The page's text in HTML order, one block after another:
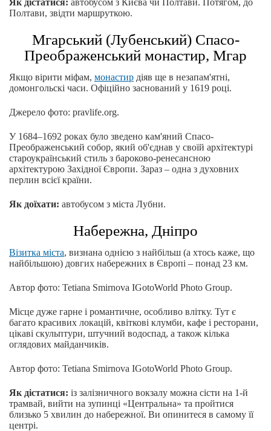
Як дістатися: автобусом з Києва чи Полтави. Потягом, до
Полтави, звідти маршруткою.
Мгарський (Лубенський) Спасо-
Преображенський монастир, Мгар
Якщо вірити міфам, монастир діяв ще в незапам'ятні,
домонгольскі часи. Офіційно заснований у 1619 році.
Джерело фото: pravlife.org.
У 1684–1692 роках було зведено кам'яний Спасо-
Преображенський собор, який об'єднав у своїй архітектурі
староукраїнський стиль з бароково-ренесансною
архітектурою Західної Європи. Зараз – одна з духовних
перлин всієї країни.
Як доїхати: автобусом з міста Лубни.
Набережна, Дніпро
Візитка міста, визнана однією з найбільш (а хтось каже, що
найбільшою) довгих набережних в Європі – понад 23 км.
Автор фото: Tetiana Smirnova IGotoWorld Photo Group.
Місце дуже гарне і романтичне, особливо влітку. Тут є
багато красивих локацій, квіткові клумби, кафе і ресторани,
цікаві скульптури, штучний водоспад, а також кілька
оглядових майданчиків.
Автор фото: Tetiana Smirnova IGotoWorld Photo Group.
Як дістатися: із залізничного вокзалу можна сісти на 1-й
трамвай, вийти на зупинці «Центральна» та пройтися
близько 5 хвилин до набережної. Ви опинитеся в самому її
центрі.